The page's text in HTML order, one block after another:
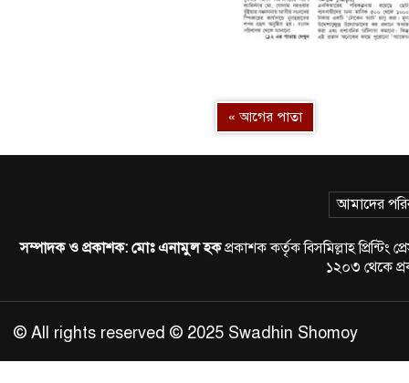
« আগের পাতা
আমাদের
সম্পাদক ও প্রকাশক: মোঃ এনামুল হকপ্রকাশক কর্তৃক বিসমিল্লাহ
১২০৩ থেকে
© All rights reserved © 2025 Swadhin Shomoy